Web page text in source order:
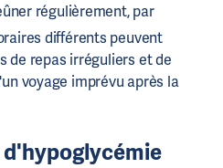
régulièrement, par
différents peuvent
de repas irréguliers et de
voyage imprévu après la